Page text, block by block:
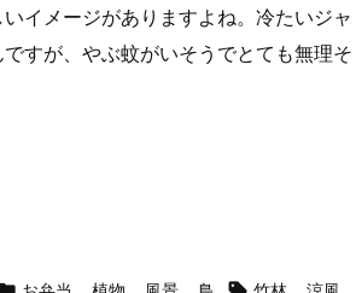
イメージがありますよね。冷たいジャ
すが、やぶ蚊がいそうでとても無理そ